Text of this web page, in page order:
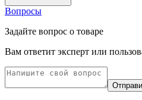
Вопросы
Задайте вопрос о товаре
Вам ответит эксперт или